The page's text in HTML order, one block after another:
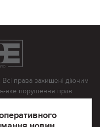
права захищені діючим
яке порушення прав
Будь-яке відтворення
дозволу редакції.
матеріалів, розміщених